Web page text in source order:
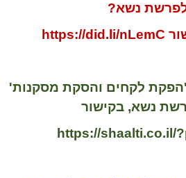
נשא?
https://did.li/
לקחים והסקת מסקנות'
נשא, בקישור
https://